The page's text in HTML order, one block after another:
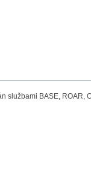
službami BASE, ROAR,